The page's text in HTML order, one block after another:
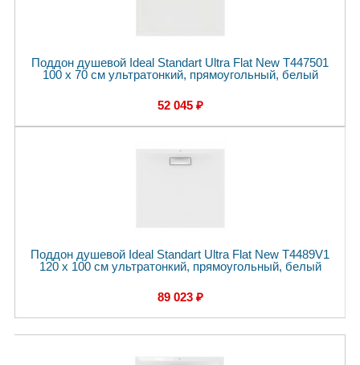
Поддон душевой Ideal Standart Ultra Flat New T447501
100 x 70 см ультратонкий, прямоугольный, белый
52 045 ₽
Поддон душевой Ideal Standart Ultra Flat New T4489V1
120 x 100 см ультратонкий, прямоугольный, белый
89 023 ₽